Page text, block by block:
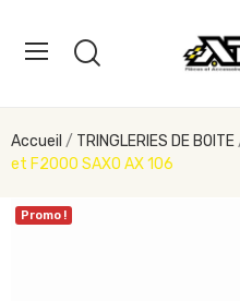
Accueil TRINGLERIES DE BOITE
et F2000 SAXO AX 106
Promo !